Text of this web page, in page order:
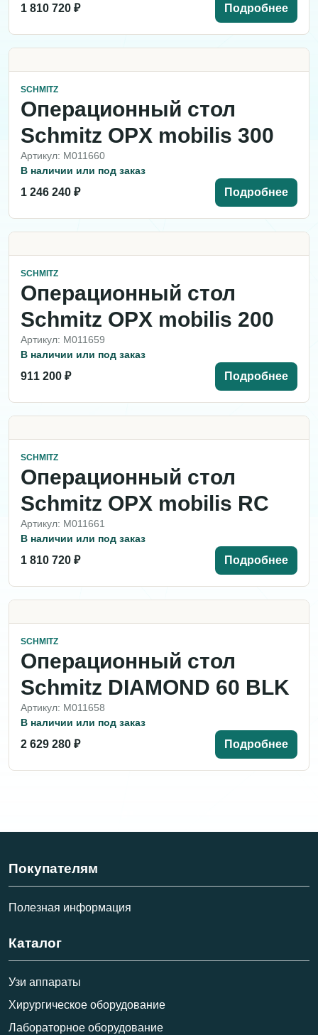
1 810 720 ₽ Подробнее
SCHMITZ
Операционный стол
Schmitz OPX mobilis 300
Артикул: M011660
В наличии или под заказ
1 246 240 ₽ Подробнее
SCHMITZ
Операционный стол
Schmitz OPX mobilis 200
Артикул: M011659
В наличии или под заказ
911 200 ₽ Подробнее
SCHMITZ
Операционный стол
Schmitz OPX mobilis RC
Артикул: M011661
В наличии или под заказ
1 810 720 ₽ Подробнее
SCHMITZ
Операционный стол
Schmitz DIAMOND 60 BLK
Артикул: M011658
В наличии или под заказ
2 629 280 ₽ Подробнее
Покупателям
Полезная информация
Каталог
Узи аппараты
Хирургическое оборудование
Лабораторное оборудование